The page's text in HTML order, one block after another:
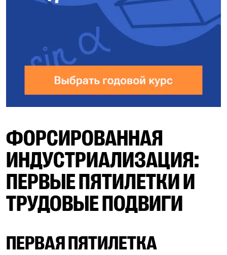
ФОРСИРОВАННАЯ
ИНДУСТРИАЛИЗАЦИЯ:
ПЕРВЫЕ ПЯТИЛЕТКИ И
ТРУДОВЫЕ ПОДВИГИ
ПЕРВАЯ ПЯТИЛЕТКА